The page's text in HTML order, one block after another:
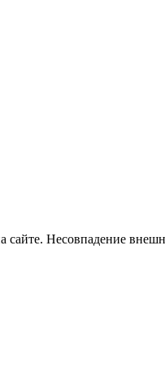
Несовпадение